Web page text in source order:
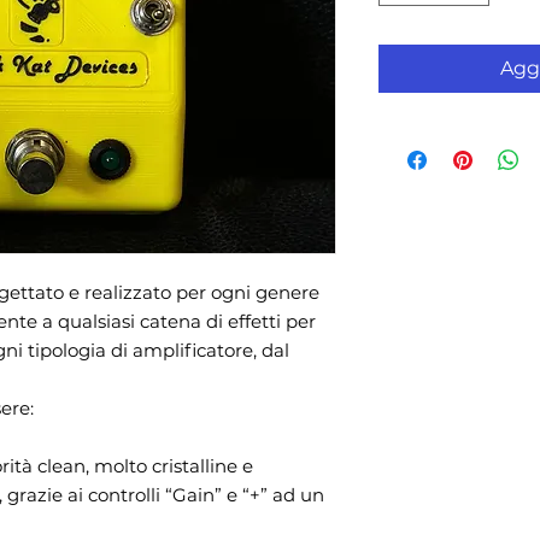
e realizzato per ogni genere
a qualsiasi catena di effetti per
tipologia di amplificatore, dal
clean, molto cristalline e
ai controlli “Gain” e “+” ad un